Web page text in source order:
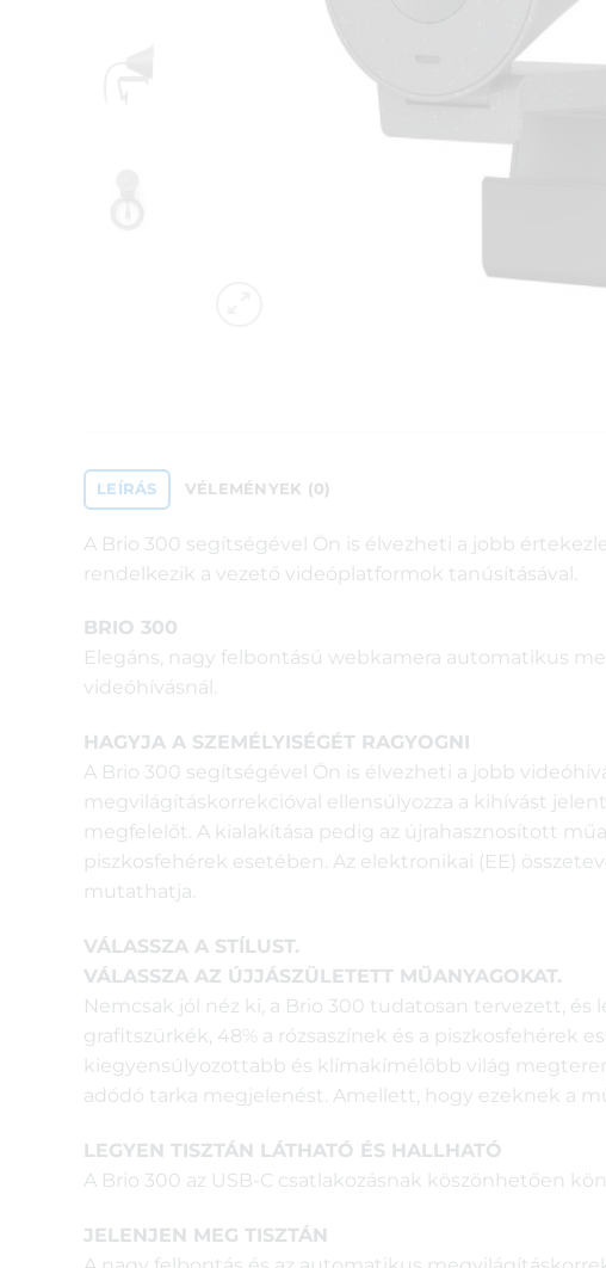
LEÍRÁS VÉLEMÉNYEK (0)
A Brio 300 segítségével Ön is élvezheti a jobb
rendelkezik a vezető videóplatformok tanúsításával.
BRIO 300
Elegáns, nagy felbontású webkamera automatikus
videóhívásnál.
HAGYJA A SZEMÉLYISÉGÉT RAGYOGNI
A Brio 300 segítségével Ön is élvezheti a jobb
megvilágításkorrekcióval ellensúlyozza a kihívást
megfelelőt. A kialakítása pedig az újrahasznosított
piszkosfehérek esetében. Az elektronikai (EE)
mutathatja.
VÁLASSZA A STÍLUST.
VÁLASSZA AZ ÚJJÁSZÜLETETT MŰANYAGOKAT.
Nemcsak jól néz ki, a Brio 300 tudatosan tervezett,
grafitszürkék, 48% a rózsaszínek és a piszkosfehérek
kiegyensúlyozottabb és klímakímélőbb világ
adódó tarka megjelenést. Amellett, hogy ezeknek a
LEGYEN TISZTÁN LÁTHATÓ ÉS HALLHATÓ
A Brio 300 az USB-C csatlakozásnak köszönhetően
JELENJEN MEG TISZTÁN